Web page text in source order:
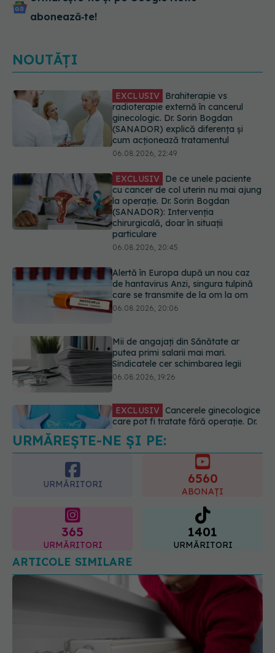
abonează‑te!
NOUTĂȚI
EXCLUSIV
De ce unele paciente
cu cancer de col uterin nu mai ajung
la operație. Dr. Sorin Bogdan
(SANADOR): Intervenția
chirurgicală, doar în situații
particulare
06.08.2026, 20:45
Alertă în Europa după un nou caz
de hantavirus Anzi, singura tulpină
care se transmite de la om la om
06.08.2026, 20:06
putea primi salarii mai mari.
Sindicatele cer schimbarea legii
06.08.2026, 19:26
care pot fi tratate fără operație. Dr.
Sorin Bogdan (SANADOR): Chirurgia
este indicată doar punctual, pentru
anumite categorii de paciente
EXCLUSIV Brahiterapie vs
radioterapie externă în cancerul
ginecologic. Dr. Sorin Bogdan
(SANADOR) explică diferența și
cum acționează tratamentul
URMĂREȘTE-NE ȘI PE:
URMĂRITORI 6560
ABONAȚI
URMĂRITORI
1401
URMĂRITORI
ARTICOLE SIMILARE